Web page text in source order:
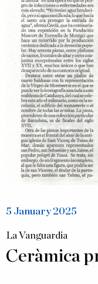
5 January 2025
La Vanguardia
Ceràmica